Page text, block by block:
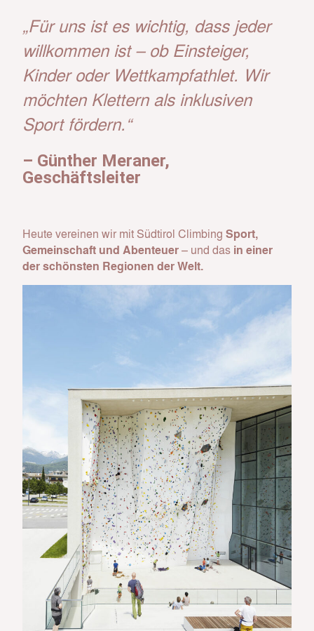
„Für uns ist es wichtig, dass jeder
willkommen ist – ob Einsteiger,
Kinder oder Wettkampfathlet. Wir
möchten Klettern als inklusiven
Sport fördern.“
– Günther Meraner,
Geschäftsleiter
Heute vereinen wir mit Südtirol Climbing Sport,
Gemeinschaft und Abenteuer– und das in einer
der schönsten Regionen der Welt.